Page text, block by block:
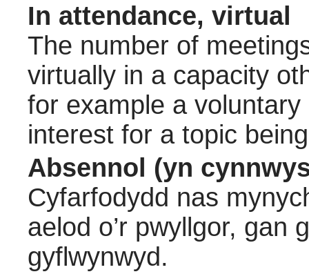
In attendance, virtual
The number of
virtually in a capacity
for example a
interest for a topic
Absennol (yn
Cyfarfodydd nas
aelod o’r pwyllgor, gan
gyflwynwyd.